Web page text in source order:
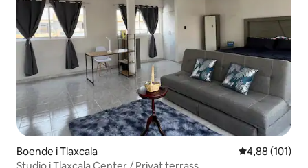
Boende i Tlaxcala 4,88 av 5 i
4,88 (101)
Studio i Tlaxcala Center / Privat terrass